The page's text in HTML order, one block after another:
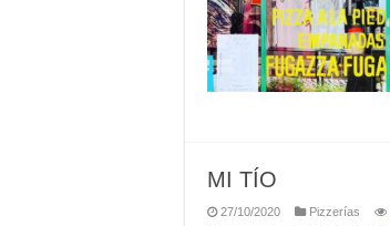
MI TÍO
27/10/2020 Pizzerías